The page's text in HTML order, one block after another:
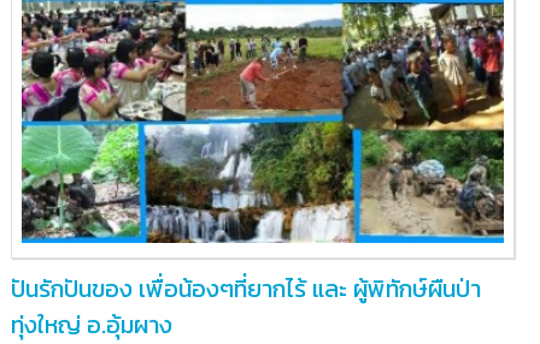
ปันรักปันของ เพื่อน้องๆที่ยากไร้ และ ผู้พิทักษ์ผืนป่า
ทุ่งใหญ่ อ.อุ้มผาง